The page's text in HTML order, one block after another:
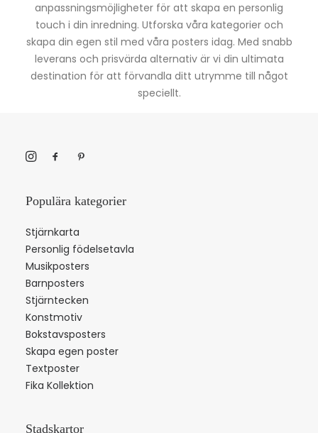
anpassningsmöjligheter för att skapa en personlig
touch i din inredning. Utforska våra kategorier och
skapa din egen stil med våra posters idag. Med snabb
leverans och prisvärda alternativ är vi din ultimata
destination för att förvandla ditt utrymme till något
speciellt.
Populära kategorier
Stjärnkarta
Personlig födelsetavla
Musikposters
Barnposters
Stjärntecken
Konstmotiv
Bokstavsposters
Skapa egen poster
Textposter
Fika Kollektion
Stadskartor